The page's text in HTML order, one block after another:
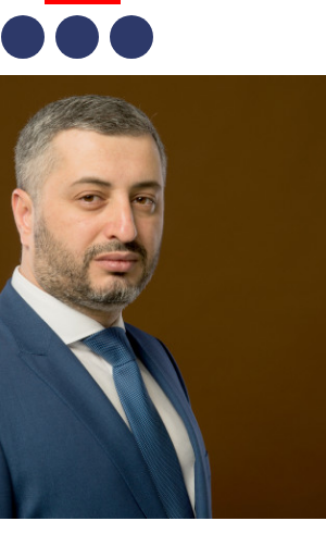
FacebookTwitterTelegram